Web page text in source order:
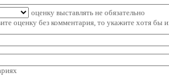
оценку выставлять не обязательно
оценку без комментария, то укажите хотя бы